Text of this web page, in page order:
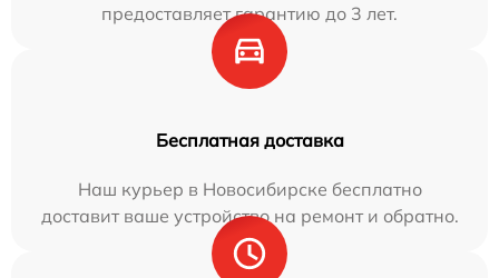
предоставляет гарантию до 3 лет.
Бесплатная доставка
Наш курьер в Новосибирске бесплатно
доставит ваше устройство на ремонт и обратно.